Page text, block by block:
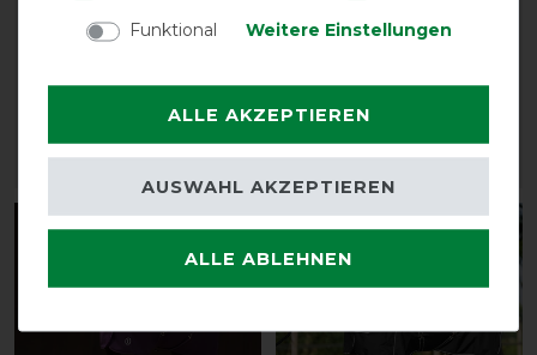
Outdoordecke IRHBasic
Fleece
Fliegenfransen IRH
Funktional
Weitere Einstellungen
ALLE AKZEPTIEREN
ALLE ABLEHNEN
AUSWAHL AKZEPTIEREN